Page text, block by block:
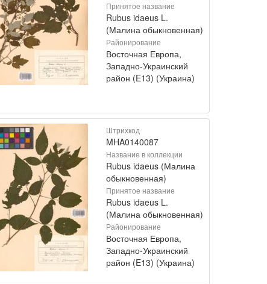
Принятое название
Rubus idaeus L.
(Малина обыкновенная)
Районирование
Восточная Европа,
Западно-Украинский
район (E13) (Украина)
Штрихкод
MHA0140087
Название в коллекции
Rubus idaeus (Малина
обыкновенная)
Принятое название
Rubus idaeus L.
(Малина обыкновенная)
Районирование
Восточная Европа,
Западно-Украинский
район (E13) (Украина)